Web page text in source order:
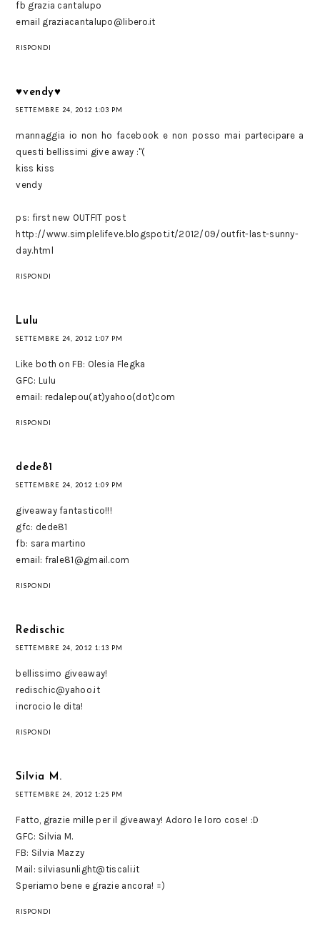
fb grazia cantalupo
email graziacantalupo@libero.it
RISPONDI
♥vendy♥
SETTEMBRE 24, 2012 1:03 PM
mannaggia io non ho facebook e non posso mai partecipare a
questi bellissimi give away :"(
kiss kiss
vendy
ps: first new OUTFIT post
http://www.simplelifeve.blogspot.it/2012/09/outfit-last-sunny-
day.html
RISPONDI
Lulu
SETTEMBRE 24, 2012 1:07 PM
Like both on FB: Olesia Flegka
GFC: Lulu
email: redalepou(at)yahoo(dot)com
RISPONDI
dede81
SETTEMBRE 24, 2012 1:09 PM
giveaway fantastico!!!
gfc: dede81
fb: sara martino
email: frale81@gmail.com
RISPONDI
Redischic
SETTEMBRE 24, 2012 1:13 PM
bellissimo giveaway!
redischic@yahoo.it
incrocio le dita!
RISPONDI
Silvia M.
SETTEMBRE 24, 2012 1:25 PM
Fatto, grazie mille per il giveaway! Adoro le loro cose! :D
GFC: Silvia M.
FB: Silvia Mazzy
Mail: silviasunlight@tiscali.it
Speriamo bene e grazie ancora! =)
RISPONDI